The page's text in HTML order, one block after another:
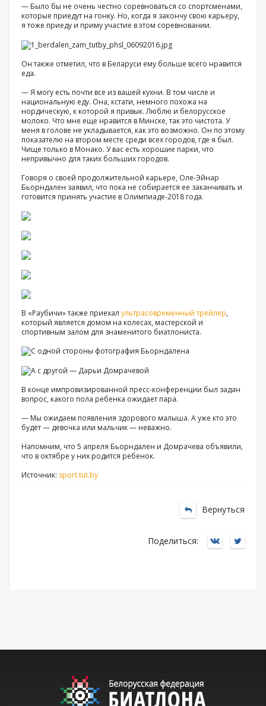
— Было бы не очень честно соревноваться со спортсменами,
которые приедут на гонку. Но, когда я закончу свою карьеру,
я тоже приеду и приму участие в этом соревновании.
Он также отметил, что в Беларуси ему больше всего нравится
еда.
— Я могу есть почти все из вашей кухни. В том числе и
национальную еду. Она, кстати, немного похожа на
нордическую, к которой я привык. Люблю и белорусское
молоко. Что мне еще нравится в Минске, так это чистота. У
меня в голове не укладывается, как это возможно. Он по этому
показателю на втором месте среди всех городов, где я был.
Чище только в Монако. У вас есть хорошие парки, что
непривычно для таких больших городов.
Говоря о своей продолжительной карьере, Оле-Эйнар
Бьорндален заявил, что пока не собирается ее заканчивать и
готовится принять участие в Олимпиаде-2018 года.
В «Раубичи» также приехал ультрасовременный трейлер,
который является домом на колесах, мастерской и
спортивным залом для знаменитого биатлониста.
В конце импровизированной пресс-конференции был задан
вопрос, какого пола ребенка ожидает пара.
— Мы ожидаем появления здорового малыша. А уже кто это
будет — девочка или мальчик — неважно.
Напомним, что 5 апреля Бьорндален и Домрачева объявили,
что в октябре у них родится ребенок.
Источник: sport.tut.by
Вернуться
Поделиться: